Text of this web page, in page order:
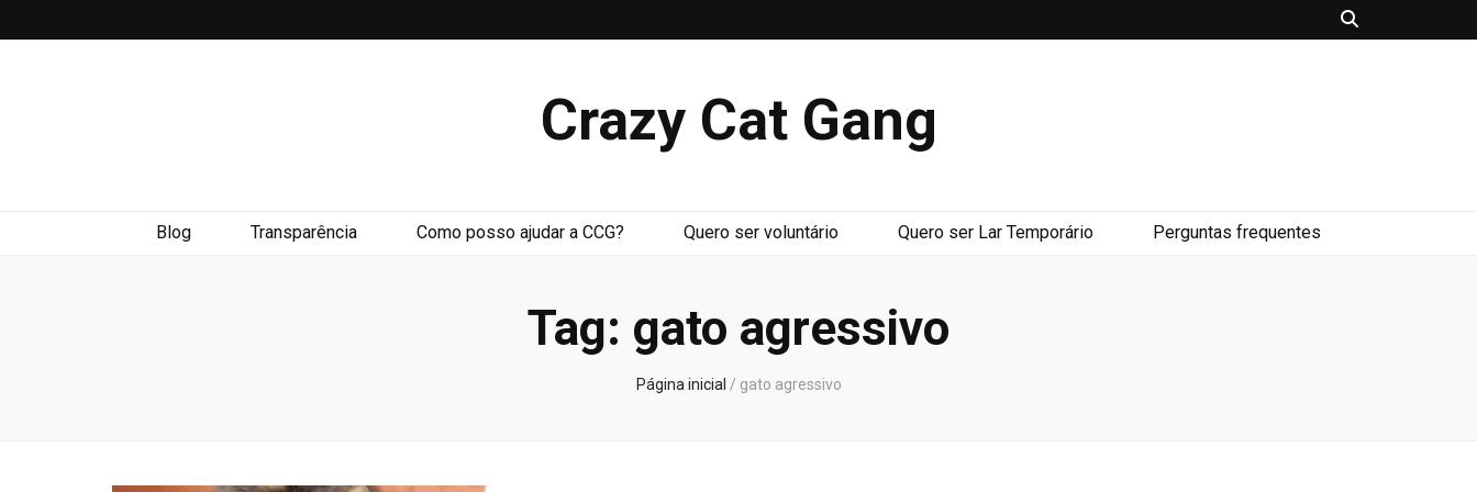
Crazy Cat Gang
Blog Transparência Como posso ajudar a CCG? Quero ser voluntário Quero ser Lar Temporário Perguntas frequentes
Tag: gato agressivo
Página inicial / gato agressivo